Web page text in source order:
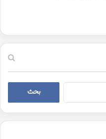
البحث